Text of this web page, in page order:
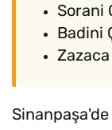
Sorani
Badini